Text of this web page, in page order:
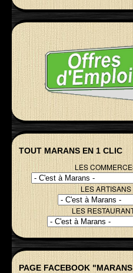
TOUT MARANS EN 1 CLIC
LES
LES ARTISANS
LES
PAGE FACEBOOK